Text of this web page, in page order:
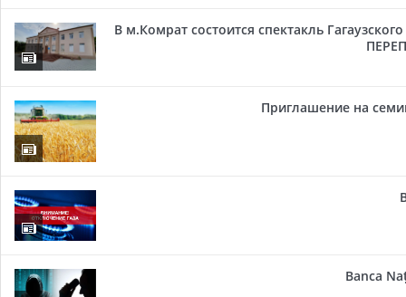
В м.Комрат состоится спектакль
Приглашение на
Banca